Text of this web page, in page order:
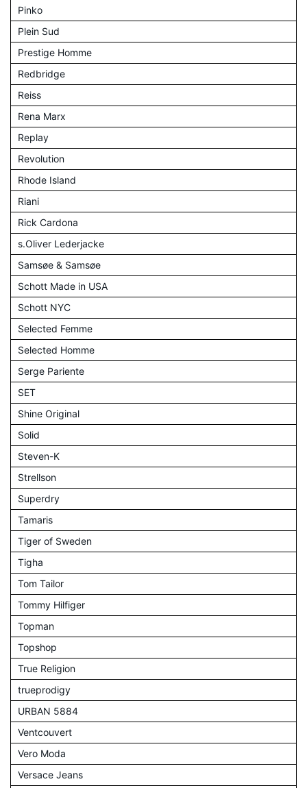
Pinko
Plein Sud
Prestige Homme
Redbridge
Reiss
Rena Marx
Replay
Revolution
Rhode Island
Riani
Rick Cardona
s.Oliver Lederjacke
Samsøe & Samsøe
Schott Made in USA
Schott NYC
Selected Femme
Selected Homme
Serge Pariente
SET
Shine Original
Solid
Steven-K
Strellson
Superdry
Tamaris
Tiger of Sweden
Tigha
Tom Tailor
Tommy Hilfiger
Topman
Topshop
True Religion
trueprodigy
URBAN 5884
Ventcouvert
Vero Moda
Versace Jeans